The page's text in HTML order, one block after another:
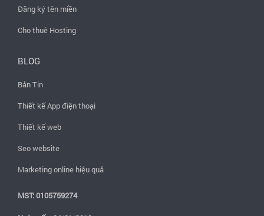
Đăng ký tên miền
Cho thuê Hosting
BLOG
Bản Tin
Thiết kế App điện thoại
Thiết kế web
Seo website
Marketing online hiệu quả
MST: 0105759274